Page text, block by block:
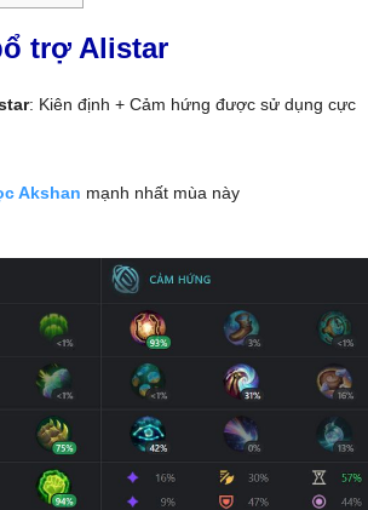
trợ Alistar
: Kiên định + Cảm hứng được sử dụng cực
Akshan mạnh nhất mùa này